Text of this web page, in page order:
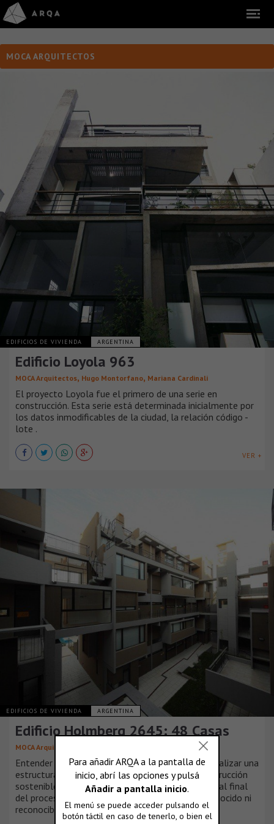
MOCA ARQUITECTOS
EDIFICIOS DE VIVIENDA ARGENTINA
Edificio Loyola 963
MOCA Arquitectos, Hugo Montorfano, Mariana Cardinali
El proyecto Loyola fue el primero de una serie en
construcción. Esta serie está determinada inicialmente por
los datos inmodificables de la ciudad, la relación código -
lote .
VER +
EDIFICIOS DE VIVIENDA ARGENTINA
Edificio Holmberg 2645: 48 Casas
MOCA Arquitectos Hugo Montorfano
Entender el "cómo" concebir la posibilidad de formalizar una
estructura urbana y doméstica a la vez, una construcción
sostenible en cuanto a los recursos y la calidad, y al final
del proceso, una obra habitada por "alguien", ni conocido ni
reconocible.